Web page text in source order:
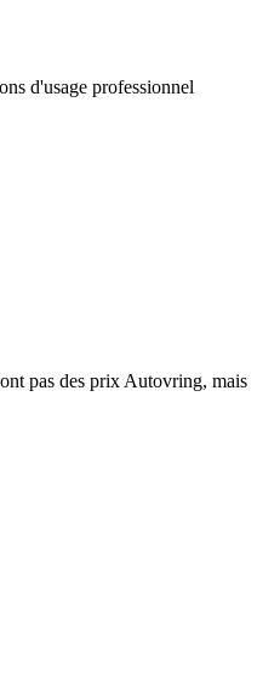
d'usage professionnel
pas des prix Autovring, mais